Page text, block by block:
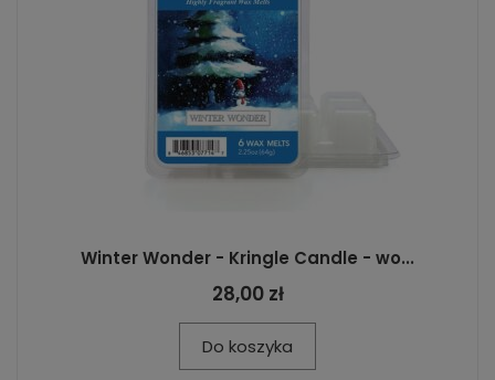
Winter Wonder - Kringle Candle - wo...
28,00 zł
Do koszyka